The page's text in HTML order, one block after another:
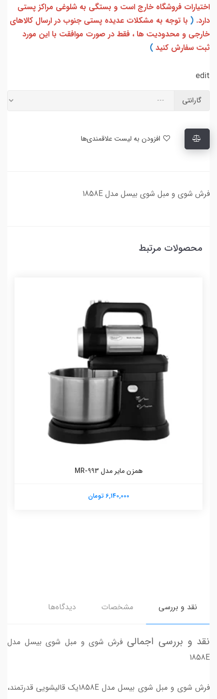
اختیارات فروشگاه خارج است و بستگی به شلوغی مراکز پستی
دارد. ( با توجه به مشکلات عدیده پستی جنوب در ارسال کالاهای
خارجی و محدودیت ها ، فقط در صورت موافقت با این مورد
ثبت سفارش کنید )
edit
گارانتی
فرش شوی و مبل شوی بیسل مدل 1858E
محصولات مرتبط
همزن مایر مدل MR-993
6,140,000 تومان
نقد و بررسی مشخصات دیدگاه‌ها
نقد و بررسی اجمالی فرش شوی و مبل شوی بیسل مدل
1858E
فرش شوی و مبل شوی بیسل مدل 1858Eیک قالیشویی قدرتمند،